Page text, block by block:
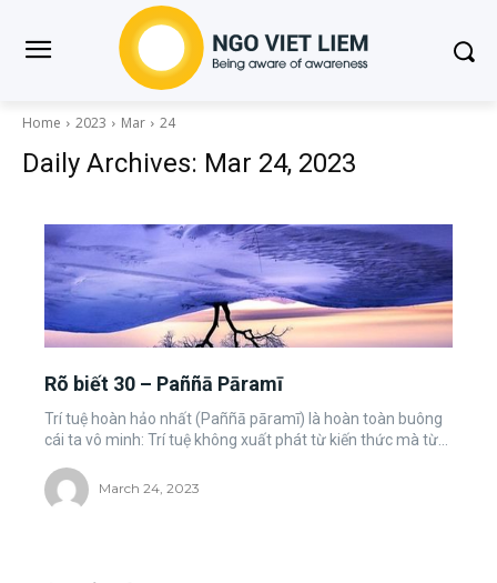
Home 2023 Mar 24
Daily Archives: Mar 24, 2023
Rõ biết 30 – Paññā Pāramī
Trí tuệ hoàn hảo nhất (Paññā pāramī) là hoàn toàn buông
cái ta vô minh: Trí tuệ không xuất phát từ kiến thức mà từ...
March 24, 2023